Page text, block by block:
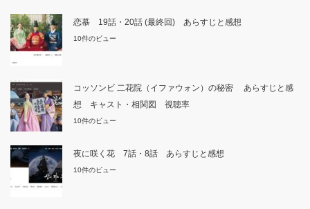
恋慕 19話・20話 (最終回) あらすじと感想
10件のビュー
コッソンビ 二花院（イファウォン）の秘密 あらすじと感
想 キャスト・相関図 視聴率
10件のビュー
夜に咲く花 7話・8話 あらすじと感想
10件のビュー